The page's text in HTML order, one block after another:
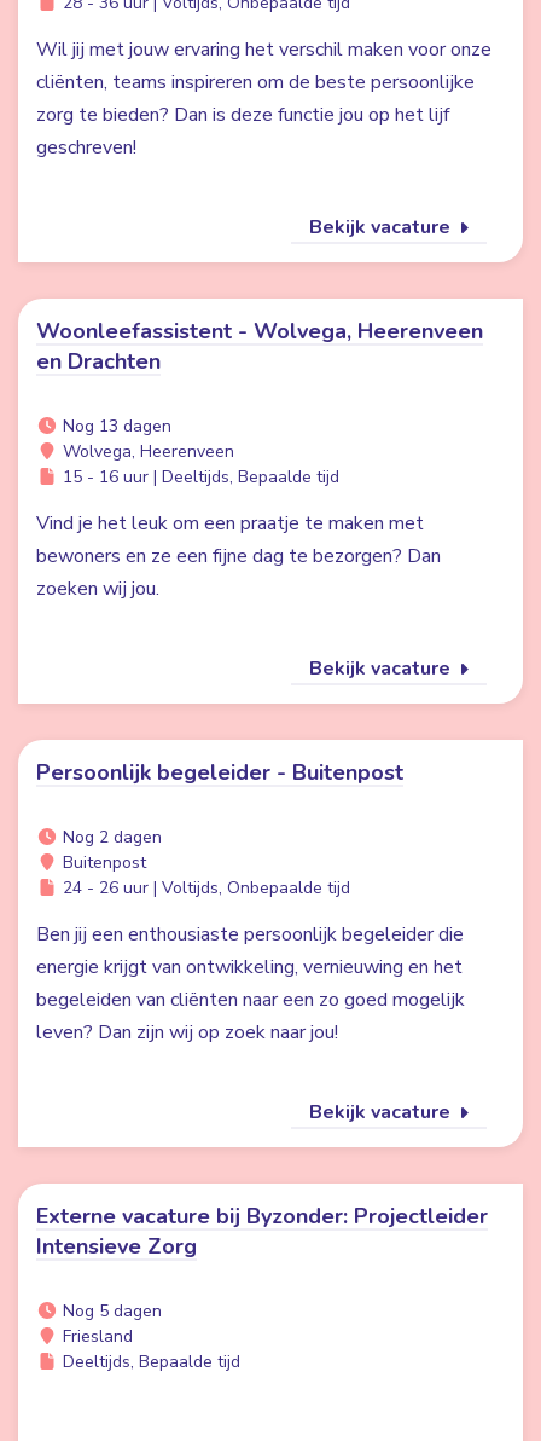
Wil jij met jouw ervaring het verschil maken voor onze
cliënten, teams inspireren om de beste persoonlijke
zorg te bieden? Dan is deze functie jou op het lijf
geschreven!
Bekijk vacature
Woonleefassistent - Wolvega, Heerenveen
en Drachten
Nog 13 dagen
Wolvega, Heerenveen
15 - 16 uur | Deeltijds, Bepaalde tijd
Vind je het leuk om een praatje te maken met
bewoners en ze een fijne dag te bezorgen? Dan
zoeken wij jou.
Bekijk vacature
Persoonlijk begeleider - Buitenpost
Nog 2 dagen
Buitenpost
24 - 26 uur | Voltijds, Onbepaalde tijd
Ben jij een enthousiaste persoonlijk begeleider die
energie krijgt van ontwikkeling, vernieuwing en het
begeleiden van cliënten naar een zo goed mogelijk
leven? Dan zijn wij op zoek naar jou!
Bekijk vacature
Externe vacature bij Byzonder: Projectleider
Intensieve Zorg
Nog 5 dagen
Friesland
Deeltijds, Bepaalde tijd